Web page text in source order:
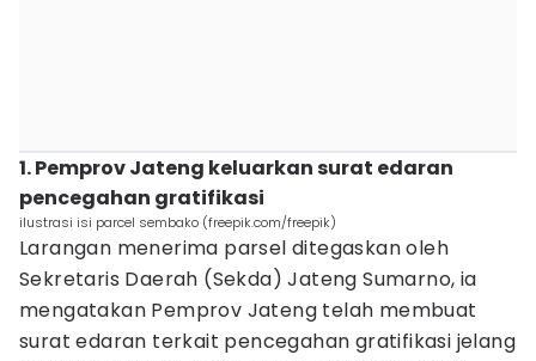
1. Pemprov Jateng keluarkan surat edaran
pencegahan gratifikasi
ilustrasi isi parcel sembako (freepik.com/freepik)
Larangan menerima parsel ditegaskan oleh
Sekretaris Daerah (Sekda) Jateng Sumarno, ia
mengatakan Pemprov Jateng telah membuat
surat edaran terkait pencegahan gratifikasi jelang